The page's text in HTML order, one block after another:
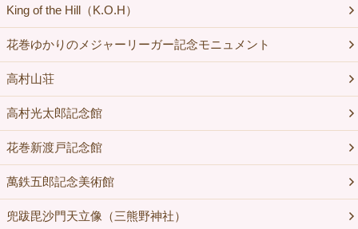
King of the Hill（K.O.H）
花巻ゆかりのメジャーリーガー記念モニュメント
高村山荘
高村光太郎記念館
花巻新渡戸記念館
萬鉄五郎記念美術館
兜跋毘沙門天立像（三熊野神社）